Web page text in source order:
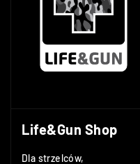
Life&Gun Shop
Dla strzelców,